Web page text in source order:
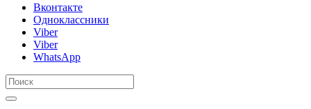
Вконтакте
Одноклассники
Viber
Viber
WhatsApp